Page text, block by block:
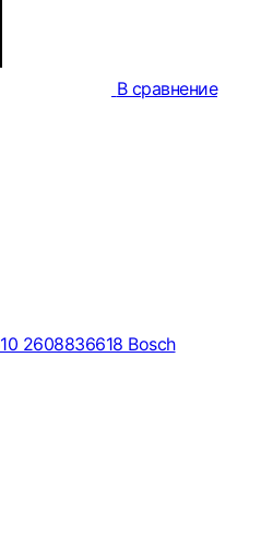
В сравнение
2608836618 Bosch